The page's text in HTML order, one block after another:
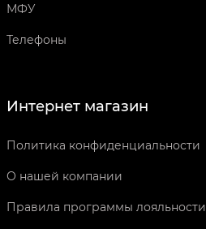
МФУ
Телефоны
Интернет магазин
Политика конфиденциальности
О нашей компании
Правила программы лояльности